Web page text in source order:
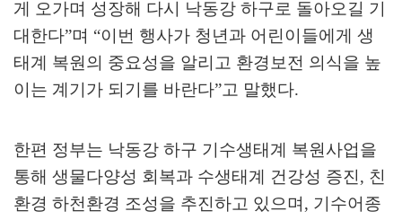
게 오가며 성장해 다시 낙동강 하구로 돌아오길 기
대한다”며 “이번 행사가 청년과 어린이들에게 생
태계 복원의 중요성을 알리고 환경보전 의식을 높
이는 계기가 되기를 바란다”고 말했다.
한편 정부는 낙동강 하구 기수생태계 복원사업을
통해 생물다양성 회복과 수생태계 건강성 증진, 친
환경 하천환경 조성을 추진하고 있으며 , 기수어종